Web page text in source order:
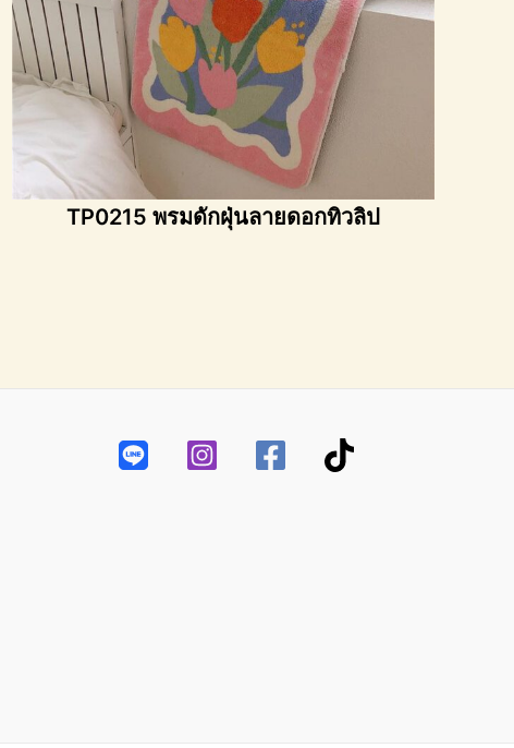
TP0215 พรมดักฝุ่นลายดอกทิวลิป